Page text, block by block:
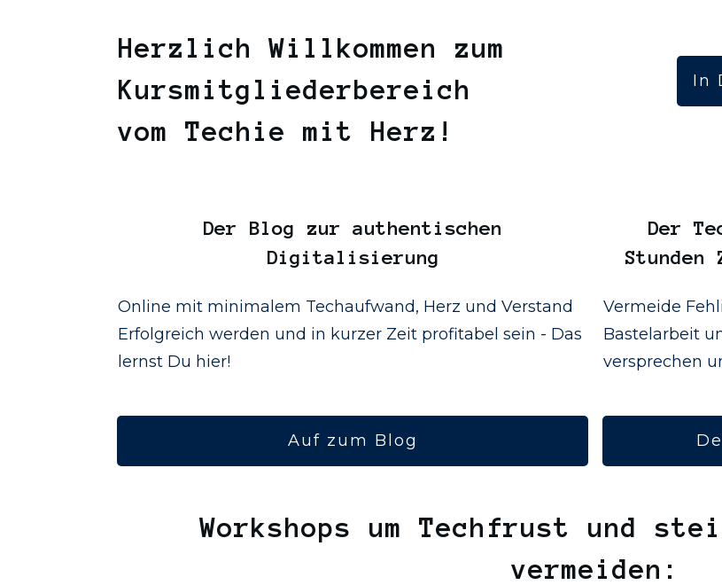
Herzlich Willkommen zum
Kursmitgliederbereich
vom Techie mit Herz!
In
Der Blog zur authentischen
Digitalisierung
Online mit minimalem Techaufwand, Herz und Verstand
Erfolgreich werden und in kurzer Zeit profitabel sein - Das
lernst Du hier!
Auf zum Blog
Der
Stunden
Vermeide
Bastelarbeit
versprechen
Workshops um Techfrust und
vermeiden: